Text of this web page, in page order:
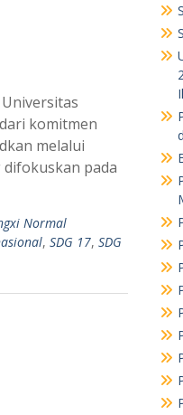
komitmen
melalui
pada
Normal
, SDG 17, SDG